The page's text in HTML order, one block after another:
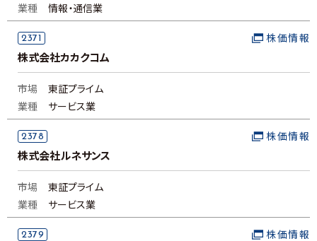
業種
情報・通信業
2371
株式会社カカクコム
株価情報
市場
東証プライム
業種
サービス業
2378
株式会社ルネサンス
株価情報
市場
東証プライム
業種
サービス業
2379 株価情報